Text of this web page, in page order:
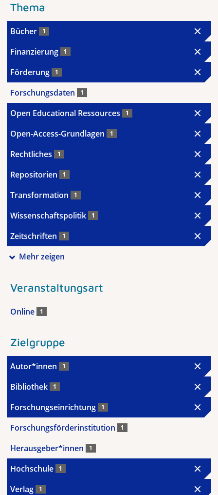
Thema
Bücher 1
Finanzierung 1
Förderung 1
Forschungsdaten 1
Open Educational Ressources 1
Open-Access-Grundlagen 1
Rechtliches 1
Repositorien 1
Transformation 1
Wissenschaftspolitik 1
Zeitschriften 1
Mehr zeigen
Veranstaltungsart
Online 1
Zielgruppe
Autor*innen 1
Bibliothek 1
Forschungseinrichtung 1
Forschungsförderinstitution 1
Herausgeber*innen 1
Hochschule 1
Verlag 1